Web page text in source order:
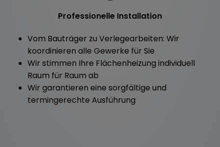
Professionelle Installation
Vom Bauträger zu Verlegearbeiten: Wir
koordinieren alle Gewerke für Sie
Wir stimmen Ihre Flächenheizung individuell
Raum für Raum ab
Wir garantieren eine sorgfältige und
termingerechte Ausführung